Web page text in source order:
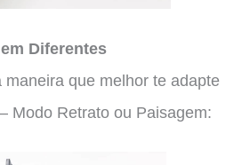
Diferentes
maneira que melhor te adapte
Modo Retrato ou Paisagem: